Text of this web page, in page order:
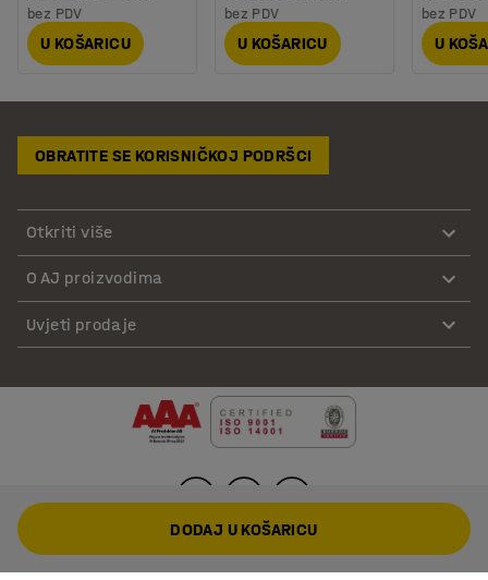
bez PDV
U KOŠARICU
bez PDV
U KOŠARICU
bez PDV
U
OBRATITE SE KORISNIČKOJ PODRŠCI
Otkriti više
O AJ proizvodima
Uvjeti prodaje
DODAJ U KOŠARICU